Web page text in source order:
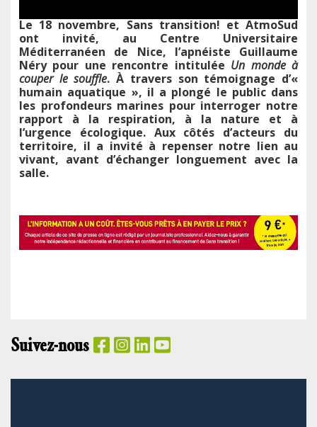
Le 18 novembre, Sans transition! et AtmoSud
ont invité, au Centre Universitaire
Méditerranéen de Nice, l’apnéiste Guillaume
Néry pour une rencontre intitulée Un monde à
couper le souffle. À travers son témoignage d’«
humain aquatique », il a plongé le public dans
les profondeurs marines pour interroger notre
rapport à la respiration, à la nature et à
l’urgence écologique. Aux côtés d’acteurs du
territoire, il a invité à repenser notre lien au
vivant, avant d’échanger longuement avec la
salle.
Suivez-nous